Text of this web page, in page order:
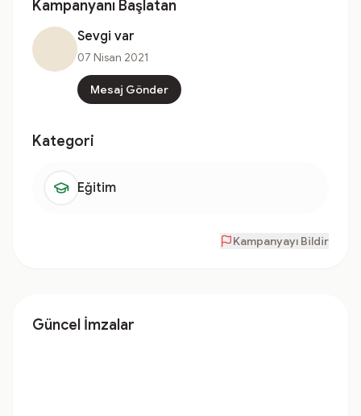
Kampanyanı Başlatan
Sevgi var
07 Nisan 2021
Mesaj Gönder
Kategori
Eğitim
Kampanyayı Bildir
Güncel İmzalar